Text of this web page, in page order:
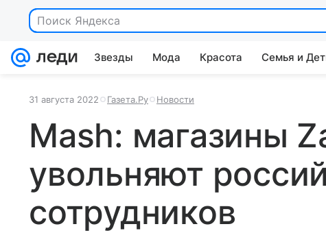
Поиск Яндекса
Звезды Мода Красота Семья и
31 августа 2022 Газета.Ру Новости
Mash: магазины
увольняют
сотрудников